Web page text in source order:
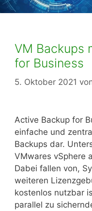
VM Backups
for Business
5. Oktober 2021
Active Backup for
einfache und
Backups dar.
VMwares vSphere
Dabei fallen von,
weiteren
kostenlos nutzbar
parallel zu